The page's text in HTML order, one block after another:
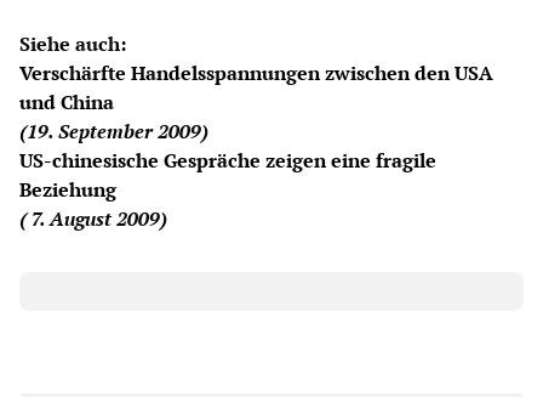
Siehe auch:
Verschärfte Handelsspannungen zwischen den USA
und China
(19. September 2009)
US-chinesische Gespräche zeigen eine fragile
Beziehung
( 7. August 2009)